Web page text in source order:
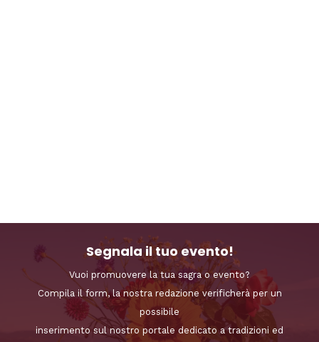
Segnala il tuo evento!
Vuoi promuovere la tua sagra o evento?
Compila il form, la nostra redazione verificherà per un
possibile
inserimento sul nostro portale dedicato a tradizioni ed